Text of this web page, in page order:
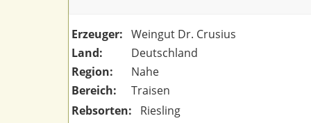
Erzeuger:
Weingut Dr. Crusius
Land:
Deutschland
Region:
Nahe
Bereich:
Traisen
Rebsorten:
Riesling